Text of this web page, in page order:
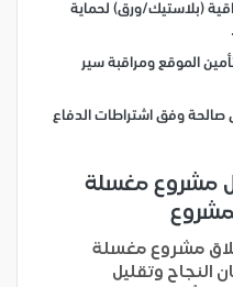
(بلاستيك/ورق) لحماية
الموقع ومراقبة سير
وفق اشتراطات الدفاع
مشروع مغسلة
مشروع مغسلة
النجاح وتقليل